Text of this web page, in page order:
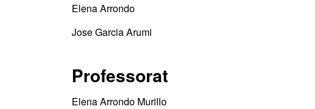
Elena Arrondo
Jose Garcia Arumi
Professorat
Elena Arrondo Murillo